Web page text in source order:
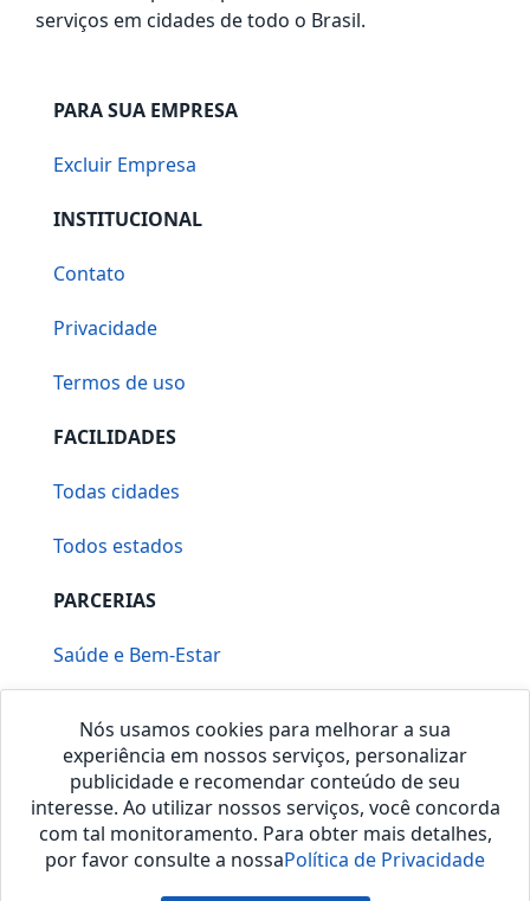
serviços em cidades de todo o Brasil.
PARA SUA EMPRESA
Excluir Empresa
INSTITUCIONAL
Contato
Privacidade
Termos de uso
FACILIDADES
Todas cidades
Todos estados
PARCERIAS
Saúde e Bem-Estar
Nós usamos cookies para melhorar a sua
experiência em nossos serviços, personalizar
publicidade e recomendar conteúdo de seu
interesse. Ao utilizar nossos serviços, você concorda
com tal monitoramento. Para obter mais detalhes,
por favor consulte a nossaPolítica de Privacidade